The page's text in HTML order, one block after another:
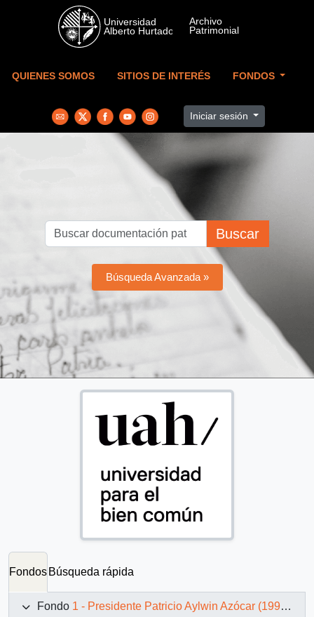
Skip to main content
QUIENES SOMOS SITIOS DE INTERÉS FONDOS
Iniciar sesión
Buscar
Búsqueda Avanzada »
Fondos Búsqueda rápida
Fondo 1 - Presidente Patricio Aylwin Azócar (1990-1994)